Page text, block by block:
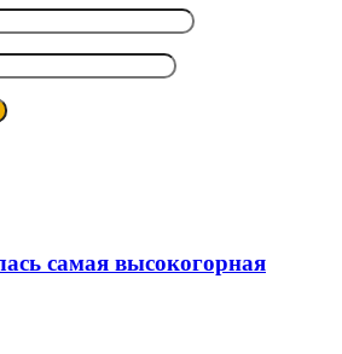
самая высокогорная